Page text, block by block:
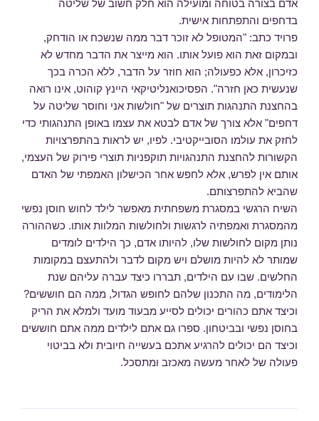
אדם בצורה בטוחה ומועילה הוא חלק חשוב של שליטה
בדחפים והתפתחות אישית.
פרויד כתב: "המטופל לא זוכר דבר ממה שנשכח או הודחק,
ובמקום זאת הוא פועל אותו. הוא מייצר את הדבר מחדש לא
כזיכרון, אלא כפעולה; הוא חוזר על הדבר, ללא הכרה בכך
שנעשית כאן חזרה". הפסיכואנליטיקאי היינץ קוהוט, אינו רואה
בהחצנת התנהגות תוצרים של "חולשות אני וחוסר שליטה על
דחפים" אלא צורך של אדם לבטא את עצמו באופן התנהגותי כדי
לחזק את עולמו הסובייקטיבי. לפיו, יש לראות בהתפרצויות
הקשורות להחצנת התנהגויות תוקפניות תוצרי פירוק של העצמי,
אותם אין לפרש, אלא לחפש אחר הכישלון האמפתי של האדם
שהביא להתפרצותם.
השיח הרגשי במסגרת משפחתית מאפשר לילד לחוש חוסן נפשי
מהמסגרת ואמפתיה לרגשות ולחולשות המלוות אותו. כשההורה
נותן מקום לחולשות שלו, להיותו אדם, כך הילדים לומדים
שמותר לא להיות מושלם ויש מקום לדבר ולהתעצם במקומות
החלשים. שבו עם הילדים, תבררו כיצד עברה עליהם שנת
הלימודים, מה התכנון שלהם לחופש הגדול, ממה הם חוששים?
וכיצד אתם כהורים יכולים לסייע מבעוד מועד ולמלא את הריק
בחוסן נפשי ובביטחון. ספרו גם אתם לילדים ממה אתם חוששים
וכיצד הם יכולים להרגיע אתכם בעשייה חיובית ולא בביטוי
פעולה של לאחר מעשה מאכזב ומתסכל.